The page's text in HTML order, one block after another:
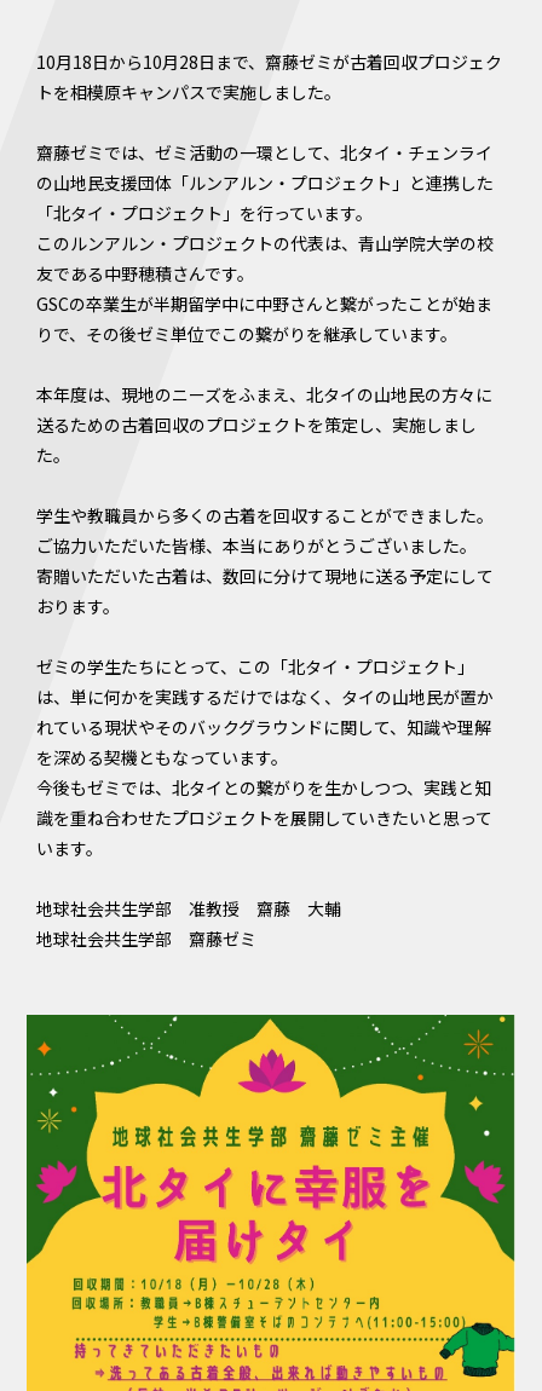
10月18日から10月28日まで、齋藤ゼミが古着回収プロジェク
トを相模原キャンパスで実施しました。
齋藤ゼミでは、ゼミ活動の一環として、北タイ・チェンライ
の山地民支援団体「ルンアルン・プロジェクト」と連携した
「北タイ・プロジェクト」を行っています。
このルンアルン・プロジェクトの代表は、青山学院大学の校
友である中野穂積さんです。
GSCの卒業生が半期留学中に中野さんと繋がったことが始ま
りで、その後ゼミ単位でこの繋がりを継承しています。
本年度は、現地のニーズをふまえ、北タイの山地民の方々に
送るための古着回収のプロジェクトを策定し、実施しまし
た。
学生や教職員から多くの古着を回収することができました。
ご協力いただいた皆様、本当にありがとうございました。
寄贈いただいた古着は、数回に分けて現地に送る予定にして
おります。
ゼミの学生たちにとって、この「北タイ・プロジェクト」
は、単に何かを実践するだけではなく、タイの山地民が置か
れている現状やそのバックグラウンドに関して、知識や理解
を深める契機ともなっています。
今後もゼミでは、北タイとの繋がりを生かしつつ、実践と知
識を重ね合わせたプロジェクトを展開していきたいと思って
います。
地球社会共生学部 准教授 齋藤 大輔
地球社会共生学部 齋藤ゼミ